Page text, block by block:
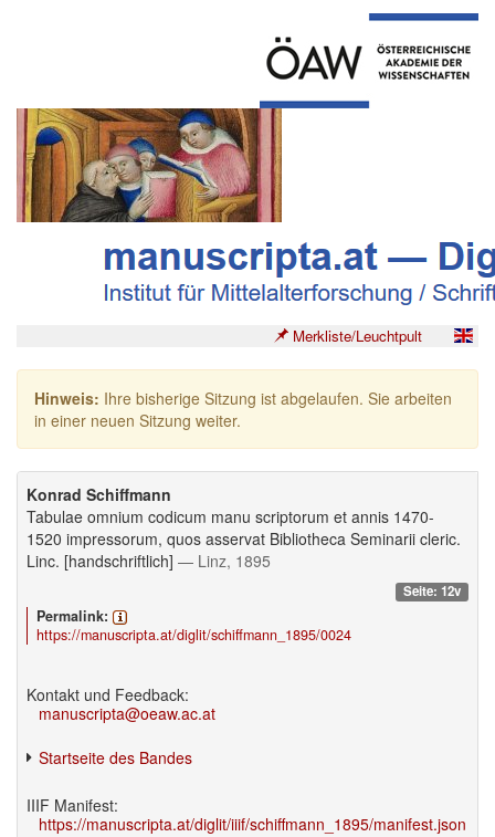
Merkliste/Leuchtpult
Hinweis: Ihre bisherige Sitzung ist abgelaufen. Sie arbeiten
in einer neuen Sitzung weiter.
Konrad Schiffmann
Tabulae omnium codicum manu scriptorum et annis 1470-
1520 impressorum, quos asservat Bibliotheca Seminarii cleric.
Linc. [handschriftlich] — Linz, 1895
Seite: 12v
Permalink:
https://manuscripta.at/diglit/schiffmann_1895/0024
Kontakt und Feedback:
manuscripta@oeaw.ac.at
Startseite des Bandes
IIIF Manifest:
https://manuscripta.at/diglit/iiif/schiffmann_1895/manifest.json